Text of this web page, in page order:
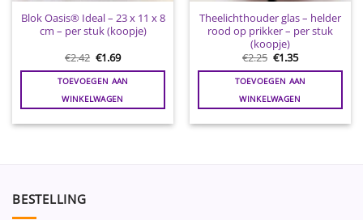
Blok Oasis® Ideal – 23 x 11 x 8
cm – per stuk (koopje)
€2.42 Oorspronkelijke
prijs
was:
€2.42.
€1.69Huidige
prijs
is:
€1.69.
TOEVOEGEN AAN
WINKELWAGEN
Theelichthouder glas – helder
rood op prikker – per stuk
(koopje)
€2.25 Oorspronkelijke
prijs
was:
€2.25.
€1.35Huidige
prijs
is:
€1.35.
TOEVOEGEN AAN
WINKELWAGEN
BESTELLING